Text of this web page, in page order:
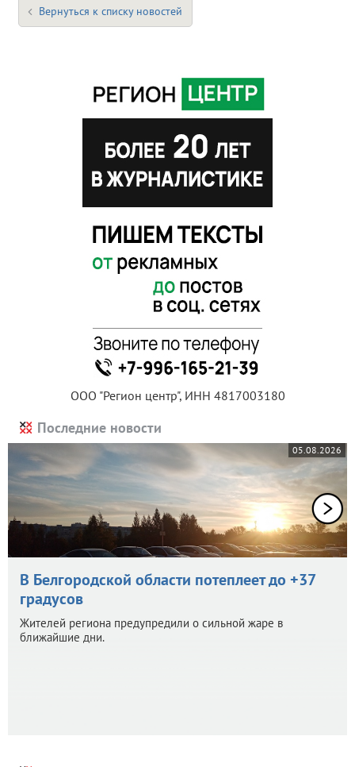
Вернуться к списку новостей
ООО "Регион центр", ИНН 4817003180
Последние новости
05.08.2026
В Белгородской области потеплеет до +37
градусов
Жителей региона предупредили о сильной жаре в
ближайшие дни.